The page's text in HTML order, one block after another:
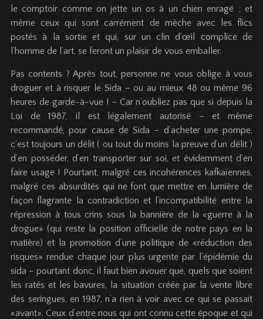
le comptoir comme on jette un os à un chien enragé ; et
même ceux qui sont carrément de mèche avec les flics
postés à la sortie et qui, sur un clin d’œil complice de
l’homme de l’art, se feront un plaisir de vous emballer.
Pas contents ? Après tout, personne ne vous oblige à vous
droguer et à risquer le Sida – ou au mieux 48 ou même 96
heures de garde-à-vue ! – Car n’oubliez pas que si depuis la
Loi de 1987, il est légalement autorisé – et même
recommandé, pour cause de Sida – d’acheter une pompe,
c’est toujours un délit ( ou tout du moins la preuve d’un délit )
d’en posséder, d’en transporter sur soi, et évidemment d’en
faire usage ! Pourtant, malgré ces incohérences kafkaïennes,
malgré ces absurdités qui ne font que mettre en lumière de
façon flagrante la contradiction et l’incompatibilité entre la
répression à tous crins sous la bannière de la «guerre à la
drogue» (qui reste la position officielle de notre pays en la
matière) et la promotion d’une politique de «réduction des
risques» rendue chaque jour plus urgente par l’épidémie du
sida – pourtant donc, il faut bien avouer que, quels que soient
les ratés et les bavures, la situation créée par la vente libre
des seringues, en 1987, n’a rien à voir avec ce qui se passait
«avant». Ceux d’entre nous qui ont connu cette époque et qui